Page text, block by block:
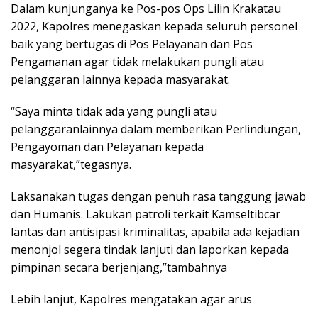
Dalam kunjunganya ke Pos-pos Ops Lilin Krakatau
2022, Kapolres menegaskan kepada seluruh personel
baik yang bertugas di Pos Pelayanan dan Pos
Pengamanan agar tidak melakukan pungli atau
pelanggaran lainnya kepada masyarakat.
“Saya minta tidak ada yang pungli atau
pelanggaranlainnya dalam memberikan Perlindungan,
Pengayoman dan Pelayanan kepada
masyarakat,”tegasnya.
Laksanakan tugas dengan penuh rasa tanggung jawab
dan Humanis. Lakukan patroli terkait Kamseltibcar
lantas dan antisipasi kriminalitas, apabila ada kejadian
menonjol segera tindak lanjuti dan laporkan kepada
pimpinan secara berjenjang,’’tambahnya
Lebih lanjut, Kapolres mengatakan agar arus